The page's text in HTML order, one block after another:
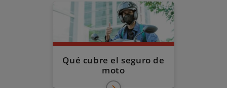
Qué cubre el seguro de
moto